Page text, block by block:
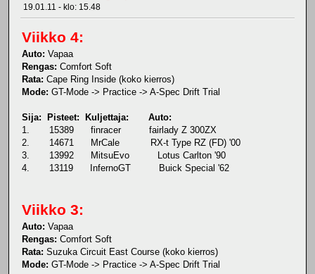
19.01.11 - klo: 15.48
Viikko 4:
Auto: Vapaa
Rengas: Comfort Soft
Rata: Cape Ring Inside (koko kierros)
Mode: GT-Mode -> Practice -> A-Spec Drift Trial
Sija: Pisteet: Kuljettaja: Auto:
1. 15389 finracer fairlady Z 300ZX
2. 14671 MrCale RX-t Type RZ (FD) '00
3. 13992 MitsuEvo Lotus Carlton '90
4. 13119 InfernoGT Buick Special '62
Viikko 3:
Auto: Vapaa
Rengas: Comfort Soft
Rata: Suzuka Circuit East Course (koko kierros)
Mode: GT-Mode -> Practice -> A-Spec Drift Trial